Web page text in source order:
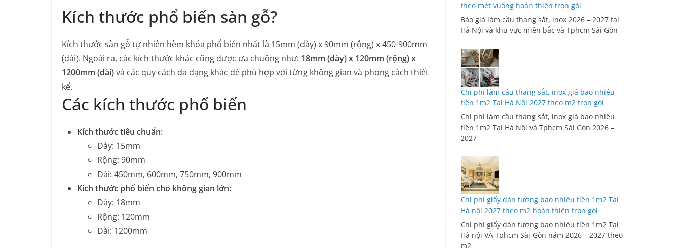
Kích thước phổ biến sàn gỗ?
Kích thước sàn gỗ tự nhiên hèm khóa phổ biến nhất là 15mm (dày) x 90mm (rộng) x 450-900mm
(dài). Ngoài ra, các kích thước khác cũng được ưa chuộng như: 18mm (dày) x 120mm (rộng) x
1200mm (dài)và các quy cách đa dạng khác để phù hợp với từng không gian và phong cách thiết
kế.
Các kích thước phổ biến
Kích thước tiêu chuẩn:
Dày: 15mm
Rộng: 90mm
Dài: 450mm, 600mm, 750mm, 900mm
Kích thước phổ biến cho không gian lớn:
Dày: 18mm
Rộng: 120mm
Dài: 1200mm
theo mét vuông hoàn thiện trọn gói
Báo giá làm cầu thang sắt, inox 2026 – 2027 tại
Hà Nội và khu vực miền bắc và Tphcm Sài Gòn
Chi phí làm cầu thang sắt, inox giá bao nhiêu
tiền 1m2 Tại Hà Nội 2027 theo m2 trọn gói
Chi phí làm cầu thang sắt, inox giá bao nhiêu
tiền 1m2 Tại Hà Nội và Tphcm Sài Gòn 2026 –
2027
Chi phí giấy dán tường bao nhiêu tiền 1m2 Tại
Hà nội 2027 theo m2 hoàn thiện trọn gói
Chi phí giấy dán tường bao nhiêu tiền 1m2 Tại
Hà nội VÀ Tphcm Sài Gòn năm 2026 – 2027 theo
m2